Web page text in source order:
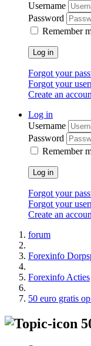
Username
Password
Remember
Log in
Forgot your
Forgot your
Create an
Log in
Username
Password
Remember
Log in
Forgot your
Forgot your
Create an
forum
Forexinfo
Forexinfo Acties
50 euro gratis